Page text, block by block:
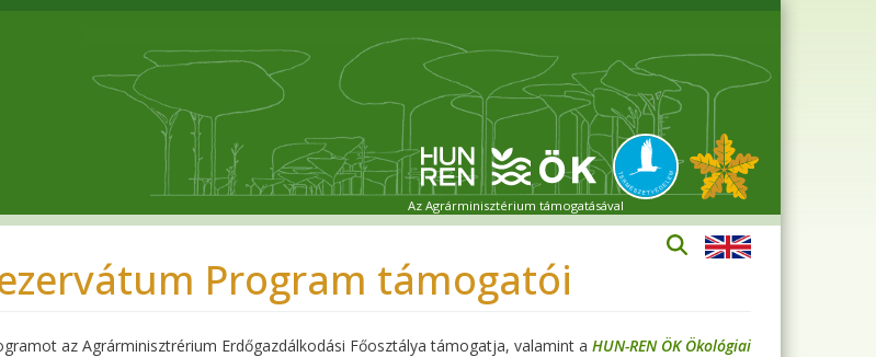
Az Agrárminisztérium támogatásával
Program támogatói
az Agrárminisztrérium Erdőgazdálkodási Főosztálya támogatja, valamint a HUN-REN ÖK Ökológiai